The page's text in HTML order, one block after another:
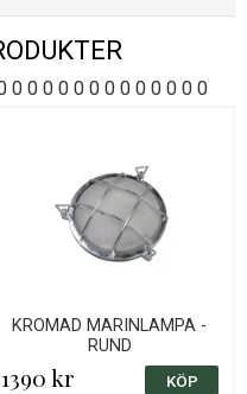
KROMAD MARINLAMPA -
RUND
1390 kr
0 0 0 0 0 0 0 0 0 0 0 0 0